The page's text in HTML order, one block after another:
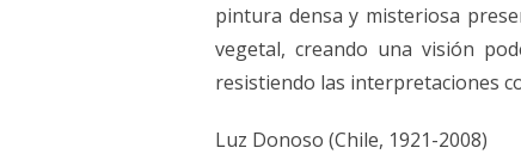
pintura densa y misteriosa
vegetal, creando una visión
resistiendo las interpretaciones
Luz Donoso (Chile, 1921-2008)